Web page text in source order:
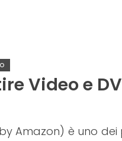
Video e
Amazon) è uno